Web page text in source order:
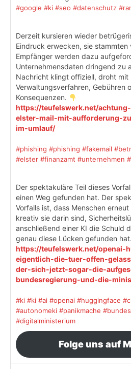
#google #ki #seo #datenschutz
Derzeit kursieren wieder
Eindruck erwecken, sie stammten
Empfänger werden dazu
Unternehmensdaten dringend zu
Nachricht klingt offiziell, droht mit
Verwaltungsverfahren, Gebühren
Konsequenzen.
https://teufelswerk.net/
elster-mail-mit-aufforderung-
im-umlauf/
#phishing #phishing #fakemail
#elster #finanzamt #unternehmen
Der spektakuläre Teil dieses
einen Weg gefunden hat. Der
Vorfalls ist, dass Menschen
kreativ sie darin sind,
anschließend einer KI die Schuld
genau diese Lücken gefunden hat.
https://teufelswerk.net/openai-
eigentlich-die-tuer-offen-
der-sich-jetzt-sogar-die-
bundesregierung-und-die-
#ki #ki #ai #openai #huggingface
#autonomeki #panikmache
#digitalministerium
Folge uns auf